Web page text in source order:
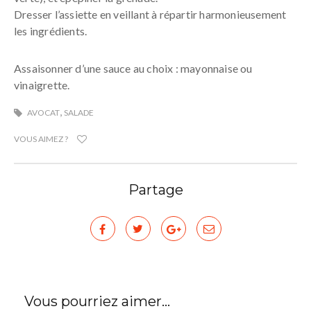
Dresser l’assiette en veillant à répartir harmonieusement
les ingrédients.
Assaisonner d’une sauce au choix : mayonnaise ou
vinaigrette.
AVOCAT, SALADE
VOUS AIMEZ ?
Partage
Vous pourriez aimer...